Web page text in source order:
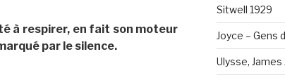
à respirer, en fait son moteur
par le silence.
Sitwell 1929
Joyce – Gens
Ulysse, James